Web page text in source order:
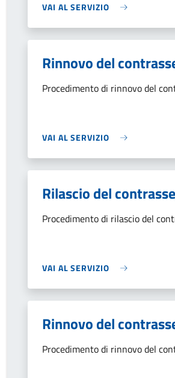
VAI AL SERVIZIO
Rinnovo del
Procedimento di rinnovo del
VAI AL SERVIZIO
Rilascio del
Procedimento di rilascio del
VAI AL SERVIZIO
Rinnovo del
Procedimento di rinnovo del